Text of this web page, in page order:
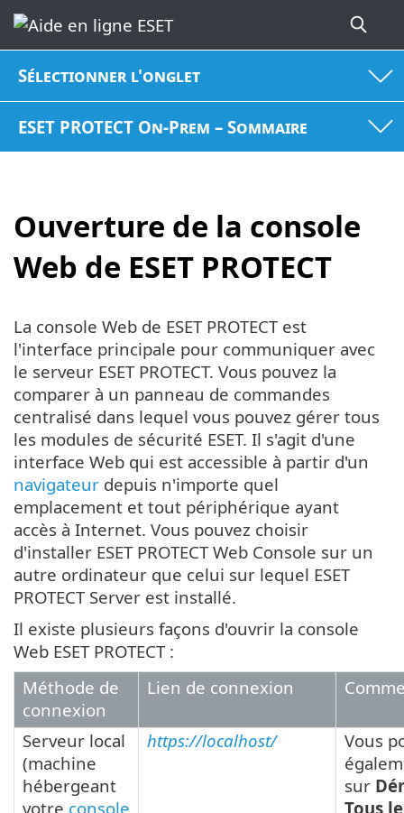
Sélectionner l'onglet
ESET PROTECT On-Prem – Sommaire
Ouverture de la console
Web de ESET PROTECT
La console Web de ESET PROTECT est
l'interface principale pour communiquer avec
le serveur ESET PROTECT. Vous pouvez la
comparer à un panneau de commandes
centralisé dans lequel vous pouvez gérer tous
les modules de sécurité ESET. Il s'agit d'une
interface Web qui est accessible à partir d'un
navigateur depuis n'importe quel
emplacement et tout périphérique ayant
accès à Internet. Vous pouvez choisir
d'installer ESET PROTECT Web Console sur un
autre ordinateur que celui sur lequel ESET
PROTECT Server est installé.
Il existe plusieurs façons d'ouvrir la console
Web ESET PROTECT :
Méthode de
connexion
Lien de connexion
Serveur local
(machine
hébergeant
votre console
https://localhost/
Vous
sur
Tous